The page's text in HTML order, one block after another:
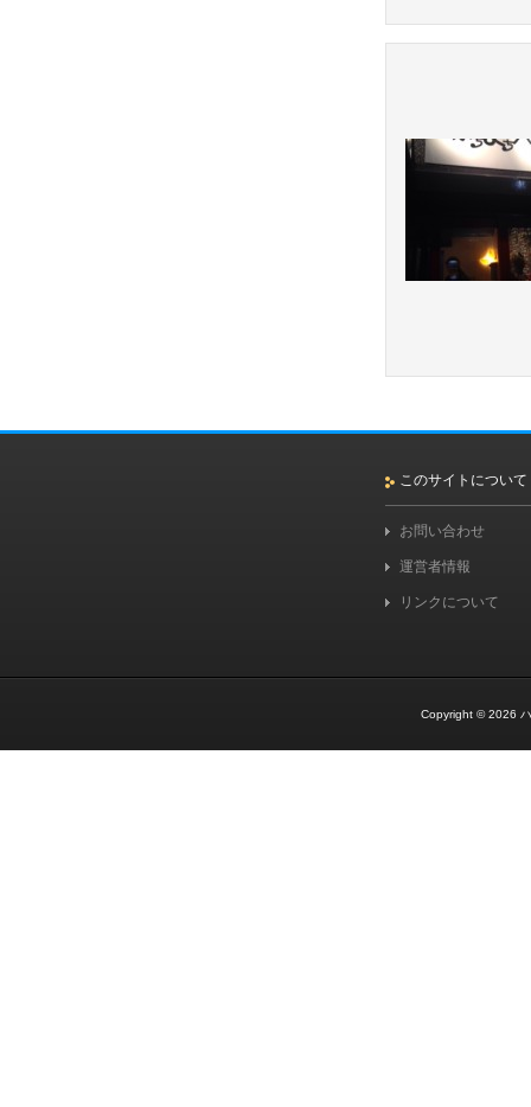
このサイトについて
お問い合わせ
運営者情報
リンクについて
Copyright © 2026